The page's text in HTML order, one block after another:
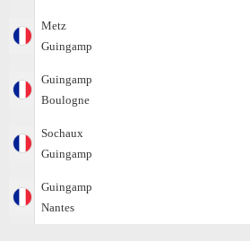
Metz
Guingamp
Guingamp
Boulogne
Sochaux
Guingamp
Guingamp
Nantes